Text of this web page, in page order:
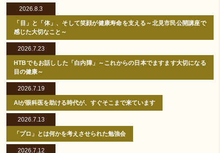
2026.8.3
「目」と「体」、そして笑顔が健康寿命を支える～北見市民公開講座で
感じた大切なこと～
2026.7.23
HTBでもお話しした「白内障」～これからの日本でますます大切になる
目の健康～
2026.7.19
AIが眼科医を助ける時代が、すぐそこまで来ています
2026.7.13
「プロ」とは何かを考えさせられた勉強会
2026.7.12